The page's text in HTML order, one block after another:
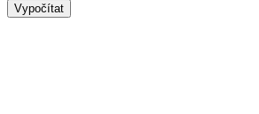
Vypočítat